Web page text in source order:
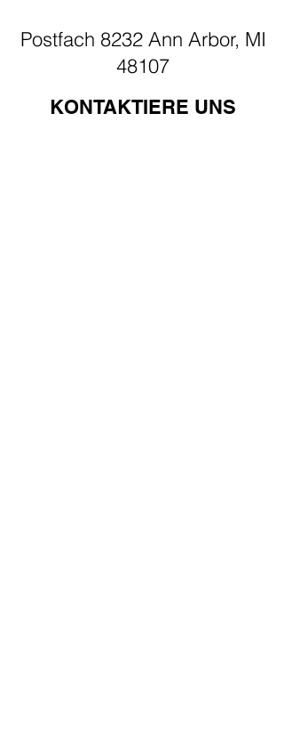
Postfach 8232 Ann Arbor, MI
48107
KONTAKTIERE UNS